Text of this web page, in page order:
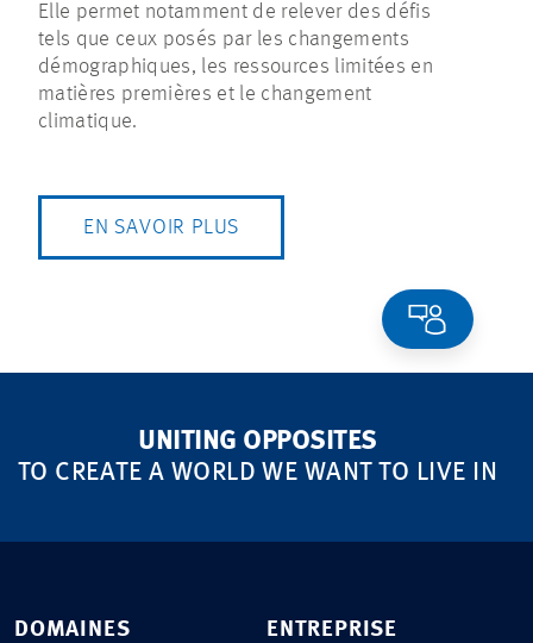
Elle permet notamment de relever des défis
tels que ceux posés par les changements
démographiques, les ressources limitées en
matières premières et le changement
climatique.
EN SAVOIR PLUS
UNITING OPPOSITES
TO CREATE A WORLD WE WANT TO LIVE IN
DOMAINES ENTREPRISE